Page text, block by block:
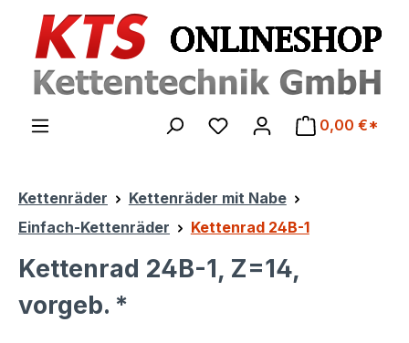
Zum Hauptinhalt springen
0,00 €*
Kettenräder
Kettenräder mit Nabe
Einfach-Kettenräder
Kettenrad 24B-1
Kettenrad 24B-1, Z=14,
vorgeb. *